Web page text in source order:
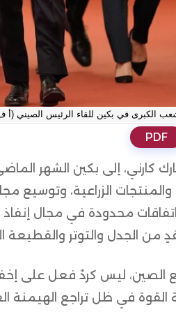
الكبرى في بكين للقاء الرئيس الصيني
PDF
مارك كارني، إلى بكين الشهر
الزراعية، وتوسيع
محدودة في مجال
من الجدل والتوتر والقطيعة
مع الصين، ليس كردّ فعل على
في ظل تراجع الهيمنة